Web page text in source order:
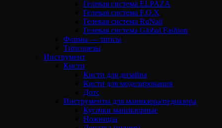
Гелевая система ELPAZA
Гелевая система F.O.X
Гелевая система RuNail
Гелевая система Global Fashion
Формы — типсы
Типсорезы
Инструмент
Кисти
Кисти для дизайна
Кисти для моделирования
Дотс
Инструменты для маникюра/педикюра
Кусачки маникюрные
Ножницы